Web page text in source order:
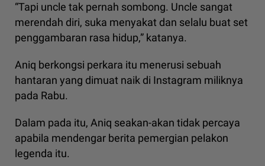
“Tapi uncle tak pernah sombong. Uncle sangat
merendah diri, suka menyakat dan selalu buat set
penggambaran rasa hidup,” katanya.
Aniq berkongsi perkara itu menerusi sebuah
hantaran yang dimuat naik di Instagram miliknya
pada Rabu.
Dalam pada itu, Aniq seakan-akan tidak percaya
apabila mendengar berita pemergian pelakon
legenda itu.